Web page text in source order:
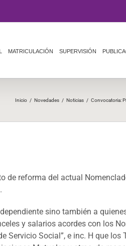
MATRICULACIÓN SUPERVISIÓN
Inicio / Novedades / Noticias / Convocatoria:
reforma del actual
sino también a
y salarios acordes con los
Social”, e inc. H que los